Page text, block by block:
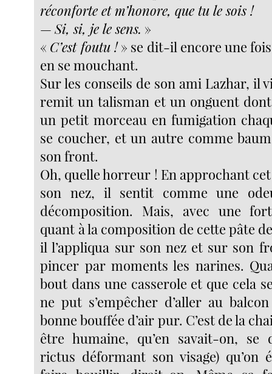
réconforte et m’honore, que tu le sois !
—Si, si, je le sens. »
« C’est foutu !» se dit-il encore une
en se mouchant.
Sur les conseils de son ami Lazhar, il
remit un talisman et un onguent
un petit morceau en fumigation
se coucher, et un autre comme
son front.
Oh, quelle horreur ! En approchant
son nez, il sentit comme une
décomposition. Mais, avec une
quant à la composition de cette pâte
il l’appliqua sur son nez et sur son
pincer par moments les narines.
bout dans une casserole et que cela
ne put s’empêcher d’aller au
bonne bouffée d’air pur. C’est de la
être humaine, qu’en savait-on, se
rictus déformant son visage)